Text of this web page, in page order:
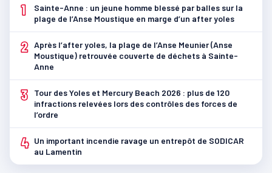
1
Sainte-Anne : un jeune homme blessé par balles sur la
plage de l’Anse Moustique en marge d’un after yoles
2 Après l’after yoles, la plage de l’Anse Meunier (Anse
Moustique) retrouvée couverte de déchets à Sainte-
Anne
3
Tour des Yoles et Mercury Beach 2026 : plus de 120
infractions relevées lors des contrôles des forces de
l’ordre
4 Un important incendie ravage un entrepôt de SODICAR
au Lamentin